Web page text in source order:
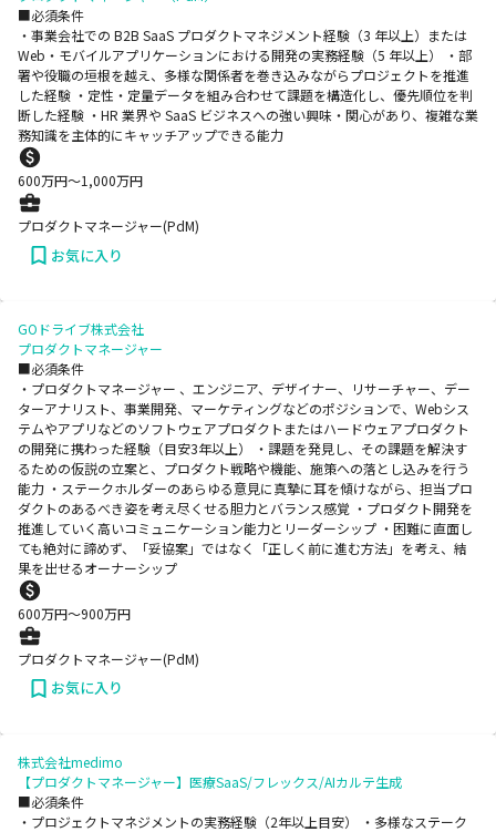
■必須条件
・事業会社での B2B SaaS プロダクトマネジメント経験（3 年以上）または
Web・モバイルアプリケーションにおける開発の実務経験（5 年以上） ・部
署や役職の垣根を越え、多様な関係者を巻き込みながらプロジェクトを推進
した経験 ・定性・定量データを組み合わせて課題を構造化し、優先順位を判
断した経験 ・HR 業界や SaaS ビジネスへの強い興味・関心があり、複雑な業
務知識を主体的にキャッチアップできる能力
600万円〜1,000万円
プロダクトマネージャー(PdM)
お気に入り
GOドライブ株式会社
プロダクトマネージャー
■必須条件
・プロダクトマネージャー 、エンジニア、デザイナー、リサーチャー、デー
ターアナリスト、事業開発、マーケティングなどのポジションで、Webシス
テムやアプリなどのソフトウェアプロダクトまたはハードウェアプロダクト
の開発に携わった経験（目安3年以上） ・課題を発見し、その課題を解決す
るための仮説の立案と、プロダクト戦略や機能、施策への落とし込みを行う
能力 ・ステークホルダーのあらゆる意見に真摯に耳を傾けながら、担当プロ
ダクトのあるべき姿を考え尽くせる胆力とバランス感覚 ・プロダクト開発を
推進していく高いコミュニケーション能力とリーダーシップ ・困難に直面し
ても絶対に諦めず、「妥協案」ではなく「正しく前に進む方法」を考え、結
果を出せるオーナーシップ
600万円〜900万円
プロダクトマネージャー(PdM)
お気に入り
株式会社medimo
【プロダクトマネージャー】医療SaaS/フレックス/AIカルテ生成
■必須条件
・プロジェクトマネジメントの実務経験（2年以上目安） ・多様なステーク